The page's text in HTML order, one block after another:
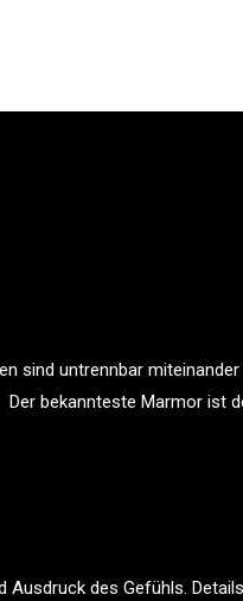
sind untrennbar
Der bekannteste Marmor ist
Ausdruck des Gefühls.